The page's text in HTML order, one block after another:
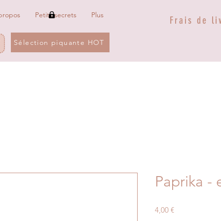
Petits secrets Plus
Sélection piquante HOT
Frais de
Paprika -
4,00 €Prix